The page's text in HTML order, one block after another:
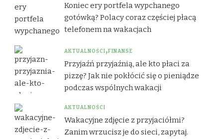
Koniec ery portfela wypchanego
gotówką? Polacy coraz częściej płacą
telefonem na wakacjach
AKTUALNOŚCI FINANSE
Przyjaźń przyjaźnią, ale kto płaci za
pizzę? Jak nie pokłócić się o pieniądze
podczas wspólnych wakacji
AKTUALNOŚCI
Wakacyjne zdjęcie z przyjaciółmi?
Zanim wrzucisz je do sieci, zapytaj.